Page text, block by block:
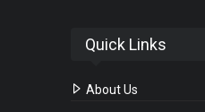
Quick Links
About Us